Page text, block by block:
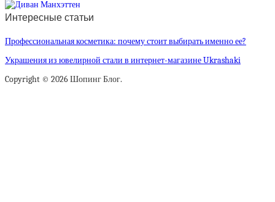
Интересные статьи
Профессиональная косметика: почему стоит выбирать именно ее?
Украшения из ювелирной стали в интернет-магазине Ukrashaki
Copyright © 2026 Шопинг Блог.